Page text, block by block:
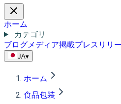
ホーム
カテゴリ
ブログメディア掲載プレスリリ
JA▾
ホーム
食品包装